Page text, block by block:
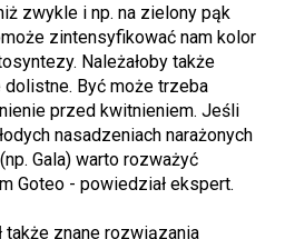
zwykle i np. na zielony pąk
zintensyfikować nam kolor
Należałoby także
Być może trzeba
przed kwitnieniem. Jeśli
nasadzeniach narażonych
Gala) warto rozważyć
Goteo - powiedział ekspert.
także znane rozwiązania